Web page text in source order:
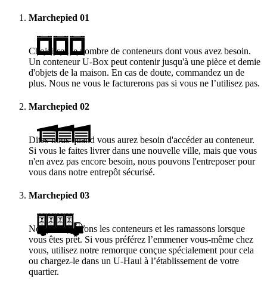
Marchepied 01
Choisissez le nombre de conteneurs dont vous avez besoin.
Un conteneurU-Box peut contenir jusqu'à une pièce et demie
d'objets de la maison. En cas de doute, commandez un de
plus. Nous ne vous le facturerons pas si vous ne l’utilisez pas.
Marchepied 02
Dites-nous quand vous aurez besoin d'accéder au conteneur.
Si vous le faites livrer dans une nouvelle ville, mais que vous
n'en avez pas encore besoin, nous pouvons l'entreposer pour
vous dans notre entrepôt sécurisé.
Marchepied 03
Nous vous livrons les conteneurs et les ramassons lorsque
vous êtes prêt. Si vous préférez l’emmener vous-même chez
vous, utilisez notre remorque conçue spécialement pour cela
ou chargez-le dans un U-Haul à l’établissement de votre
quartier.